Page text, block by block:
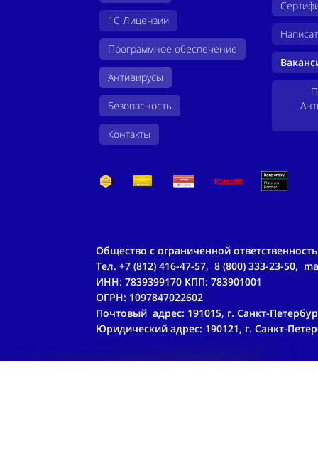
1С Лицензии
Программное обеспечение
Антивирусы
Безопасность
Контакты
Общество с ограниченной
Тел. +7 (812) 416-47-57, 8 (800) 333-23-50,
ИНН: 7839399170 КПП: 783901001
ОГРН: 1097847022602
Почтовый адрес: 191015, г. Санкт-
Юридический адрес: 190121, г. Санкт-